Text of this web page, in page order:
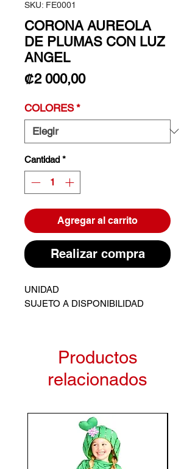
SKU: FE0001
CORONA AUREOLA
DE PLUMAS CON LUZ
ANGEL
₡2 000,00Precio
COLORES *
Cantidad *
Agregar al carrito
Realizar compra
UNIDAD
SUJETO A DISPONIBILIDAD
Productos
relacionados